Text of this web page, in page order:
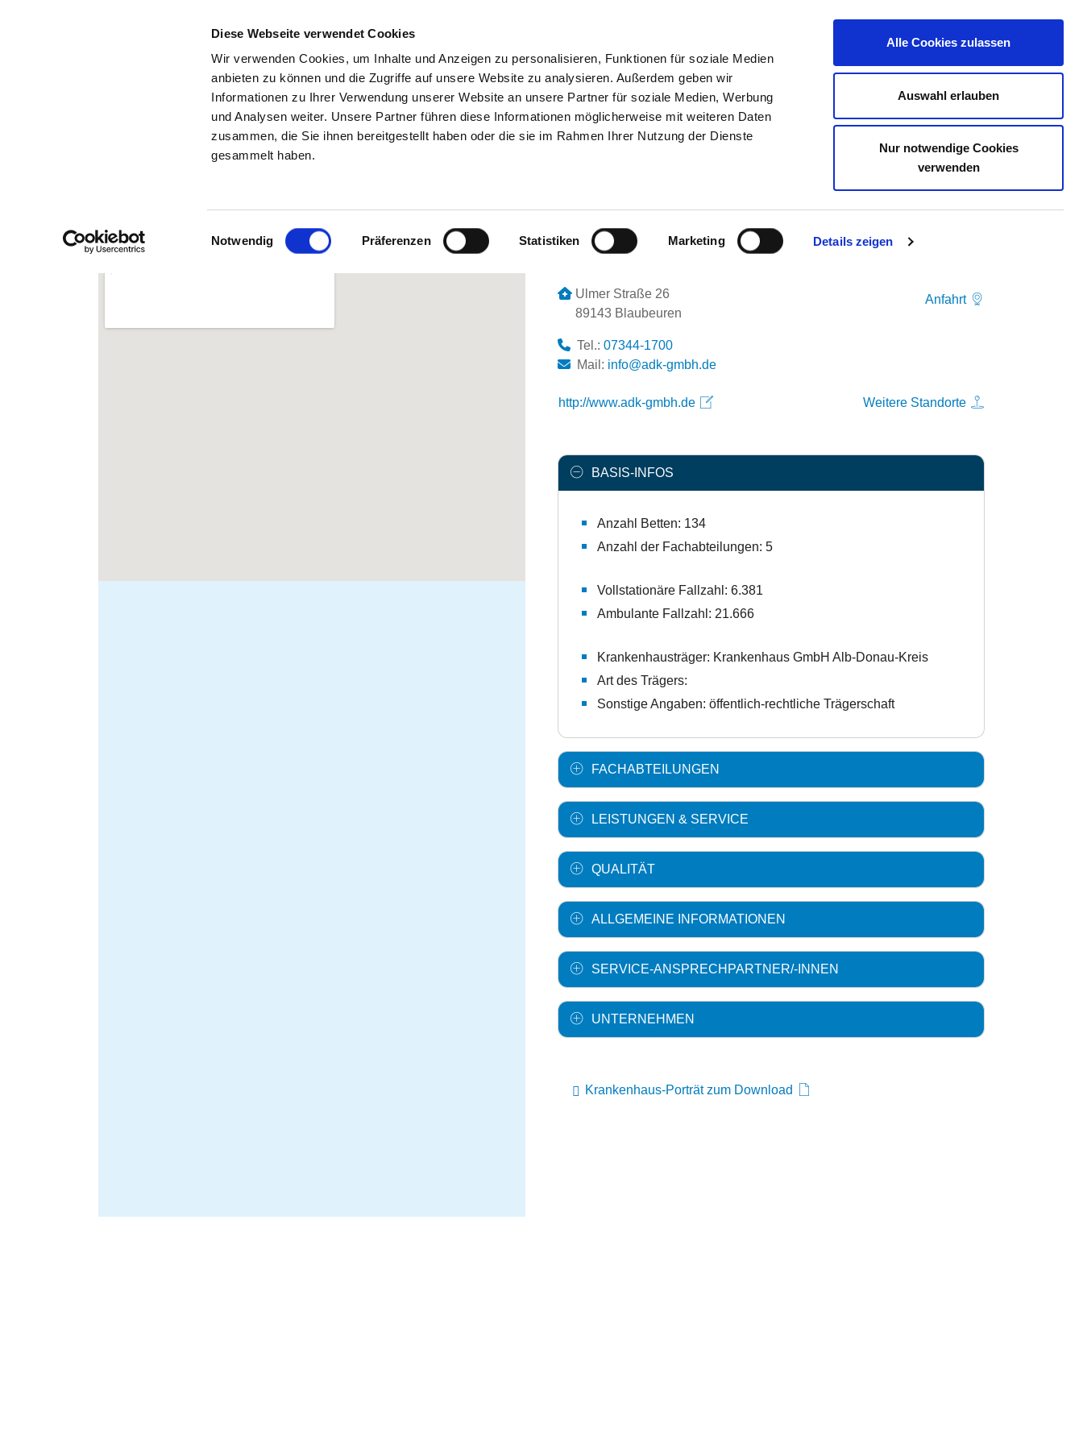
Diese Webseite verwendet Cookies
Wir verwenden Cookies, um Inhalte und Anzeigen zu personalisieren, Funktionen für soziale Medien
anbieten zu können und die Zugriffe auf unsere Website zu analysieren. Außerdem geben wir
Informationen zu Ihrer Verwendung unserer Website an unsere Partner für soziale Medien, Werbung
und Analysen weiter. Unsere Partner führen diese Informationen möglicherweise mit weiteren Daten
zusammen, die Sie ihnen bereitgestellt haben oder die sie im Rahmen Ihrer Nutzung der Dienste
gesammelt haben.
Einwilligungsauswahl
Notwendig Präferenzen Statistiken Marketing Details zeigen
Alle Cookies zulassen
Auswahl erlauben
Nur notwendige Cookies
verwenden
SUCHEN TIPPS & HILFE DAS DKV STELLENBÖRSE KONTAKT IHRE MEINUNG
Zurück zu den Suchergebnissen
ALB-DONAU KLINIKUM BLAUBEUREN
Ulmer Straße 26
89143 Blaubeuren
Tel.: 07344-1700
Mail: ed.hbmg-kda@ofni
Anfahrt
http://www.adk-gmbh.de Weitere Standorte
BASIS-INFOS
Anzahl Betten: 134
Anzahl der Fachabteilungen: 5
Vollstationäre Fallzahl: 6.381
Ambulante Fallzahl: 21.666
Krankenhausträger: Krankenhaus GmbH Alb-Donau-Kreis
Art des Trägers:
Sonstige Angaben: öffentlich-rechtliche Trägerschaft
FACHABTEILUNGEN
LEISTUNGEN & SERVICE
QUALITÄT
ALLGEMEINE INFORMATIONEN
SERVICE-ANSPRECHPARTNER/-INNEN
UNTERNEHMEN
Krankenhaus-Porträt zum Download